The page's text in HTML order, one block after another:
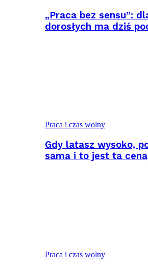
„Praca bez sensu”:
dorosłych ma dziś
Praca i czas wolny
Gdy latasz wysoko,
sama i to jest ta
Praca i czas wolny